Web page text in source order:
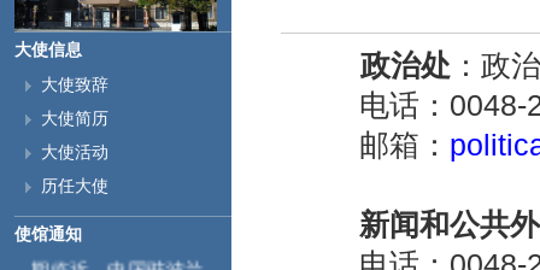
大使信息
大使致辞
大使简历
大使活动
历任大使
使馆通知随着端午节及暑
期临近，中国驻波兰
政治处 ：政
电话：0048-
邮箱：
新闻和公共